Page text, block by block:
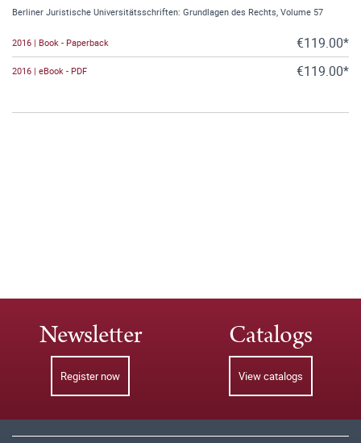
Berliner Juristische Universitätsschriften: Grundlagen des Rechts, Volume 57
2016 | Book - Paperback €119.00*
2016 | eBook - PDF €119.00*
Newsletter
Register now
Catalogs
View catalogs